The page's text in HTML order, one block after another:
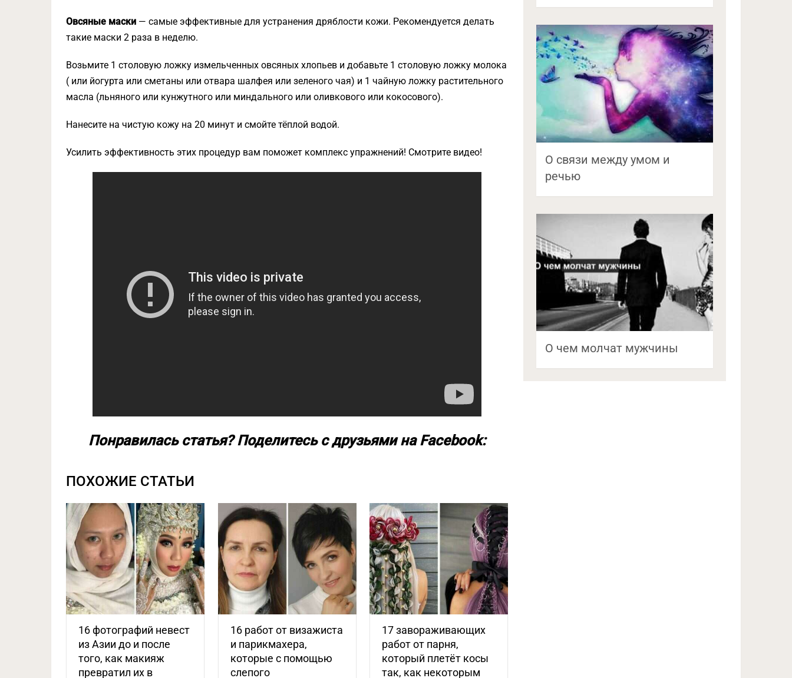
Овсяные маски — самые эффективные для устранения дряблости кожи. Рекомендуется делать
такие маски 2 раза в неделю.
Возьмите 1 столовую ложку измельченных овсяных хлопьев и добавьте 1 столовую ложку молока
( или йогурта или сметаны или отвара шалфея или зеленого чая) и 1 чайную ложку растительного
масла (льняного или кунжутного или миндального или оливкового или кокосового).
Нанесите на чистую кожу на 20 минут и смойте тёплой водой.
Усилить эффективность этих процедур вам поможет комплекс упражнений! Смотрите видео!
Понравилась статья? Поделитесь с друзьями на Facebook:
ПОХОЖИЕ СТАТЬИ
16 фотографий невест
из Азии до и после
того, как макияж
превратил их в
16 работ от визажиста
и парикмахера,
которые с помощью
слепого
17 завораживающих
работ от парня,
который плетёт косы
так, как некоторым
О связи между умом и
речью
О чем молчат мужчины